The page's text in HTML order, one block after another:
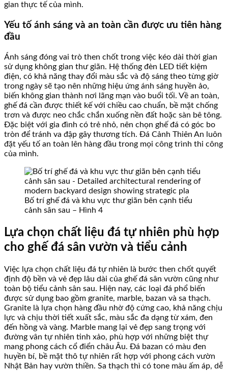
gian thực tế của mình.
Yếu tố ánh sáng và an toàn cần được ưu tiên hàng
đầu
Ánh sáng đóng vai trò then chốt trong việc kéo dài thời gian
sử dụng không gian thư giãn. Hệ thống đèn LED tiết kiệm
điện, có khả năng thay đổi màu sắc và độ sáng theo từng giờ
trong ngày sẽ tạo nên những hiệu ứng ánh sáng huyền ảo,
biến không gian thành nơi lãng mạn vào buổi tối. Về an toàn,
ghế đá cần được thiết kế với chiều cao chuẩn, bề mặt chống
trơn và được neo chắc chắn xuống nền đất hoặc sàn bê tông.
Đặc biệt với gia đình có trẻ nhỏ, nên chọn ghế đá có góc bo
tròn để tránh va đập gây thương tích. Đá Cảnh Thiên An luôn
đặt yếu tố an toàn lên hàng đầu trong mọi công trình thi công
của mình.
Bố trí ghế đá và khu vực thư giãn bên cạnh tiểu
cảnh sân sau – Hình 4
Lựa chọn chất liệu đá tự nhiên phù hợp
cho ghế đá sân vườn và tiểu cảnh
Việc lựa chọn chất liệu đá tự nhiên là bước then chốt quyết
định độ bền và vẻ đẹp lâu dài của ghế đá sân vườn cũng như
toàn bộ tiểu cảnh sân sau. Hiện nay, các loại đá phổ biến
được sử dụng bao gồm granite, marble, bazan và sa thạch.
Granite là lựa chọn hàng đầu nhờ độ cứng cao, khả năng chịu
lực và chịu thời tiết xuất sắc, màu sắc đa dạng từ xám, đen
đến hồng và vàng. Marble mang lại vẻ đẹp sang trọng với
đường vân tự nhiên tinh xảo, phù hợp với những biệt thự
mang phong cách cổ điển châu Âu. Đá bazan có màu đen
huyền bí, bề mặt thô tự nhiên rất hợp với phong cách vườn
Nhật Bản hay vườn thiền. Sa thạch thì có tone màu ấm áp, dễ